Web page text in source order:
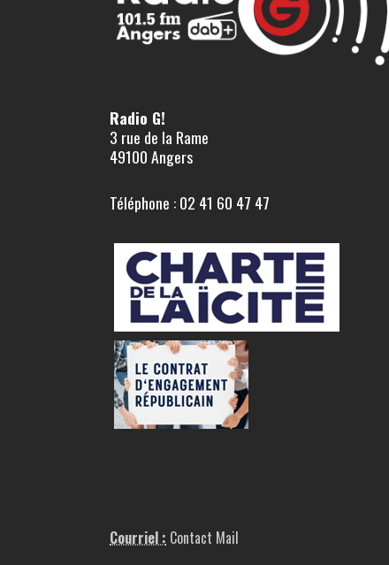
Radio G!
3 rue de la Rame
49100 Angers
Téléphone : 02 41 60 47 47
Courriel : Contact Mail